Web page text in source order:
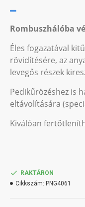
Rombuszhálóba
Éles fogazatával
rövidítésére, az
levegős részek
Pedikűrözéshez is
eltávolítására
Kiválóan
RAKTÁRON
Cikkszám: PNG4061